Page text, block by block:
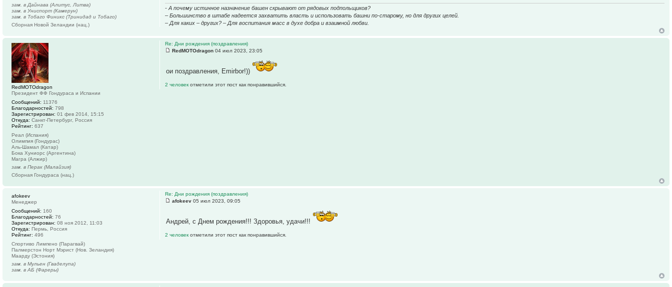
- А почему истинное назначение башен скрывают от рядовых подпольщиков?
– Большинство в штабе надеется захватить власть и использовать башни по-старому, но для других целей.
– Для каких – других? – Для воспитания масс в духе добра и взаимной любви.
зам. в Дайнава (Алитус, Литва)
зам. в Униспорт (Камерун)
зам. в Тобаго Финикс (Тринидад и Тобаго)
Сборная Новой Зеландии (нац.)
Re: Дни рождения (поздравления)
RedMOTOdragon 04 июл 2023, 23:05
ои поздравления, Emirbor!))
2 человекотметили этот пост как понравившийся.
RedMOTOdragon
Президент ФФ Гондураса и Испании
Сообщений: 11376
Благодарностей: 798
Зарегистрирован: 01 фев 2014, 15:15
Откуда: Санкт-Петербург, Россия
Рейтинг: 637
Реал (Испания)
Олимпия (Гондурас)
Аль-Шамал (Катар)
Бока Хуниорс (Аргентина)
Магра (Алжир)
зам. в Перак (Малайзия)
Сборная Гондураса (нац.)
Re: Дни рождения (поздравления)
afokeev 05 июл 2023, 09:05
Андрей, с Днем рождения!!! Здоровья, удачи!!!
2 человекотметили этот пост как понравившийся.
afokeev
Менеджер
Сообщений: 160
Благодарностей: 76
Зарегистрирован: 08 ноя 2012, 11:03
Откуда: Пермь, Россия
Рейтинг: 496
Спортиво Лимпено (Парагвай)
Палмерстон Норт Мэрист (Нов. Зеландия)
Маарду (Эстония)
зам. в Мульен (Гваделупа)
зам. в АБ (Фареры)